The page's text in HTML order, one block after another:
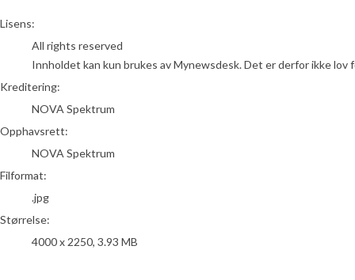
NOVA Spektrum
Lisens:
All rights reserved
Innholdet kan kun brukes av Mynewsdesk. Det er derfor ikke
Kreditering:
NOVA Spektrum
Opphavsrett:
NOVA Spektrum
Filformat:
.jpg
Størrelse:
4000 x 2250, 3.93 MB